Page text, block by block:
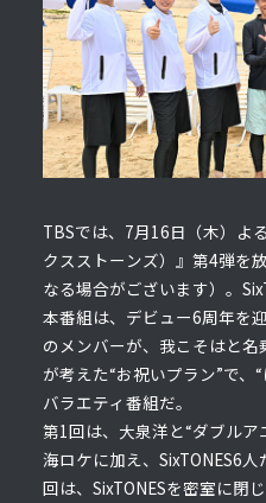
TBSでは、7月16日（木）よ
クスストーンズ）』第4弾を
なる場合がございます）。
本番組は、デビュー6周年を
のメンバーが、我こそはと
が考えた“お祝いプラン”で、
バラエティ番組だ。
第1回は、大泉洋と“ダブル
海ロケに加え、SixTONES6
回は、SixTONESを密室に閉